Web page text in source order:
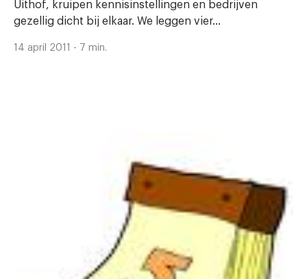
Uithof, kruipen kennisinstellingen en bedrijven
gezellig dicht bij elkaar. We leggen vier...
14 april 2011 - 7 min.